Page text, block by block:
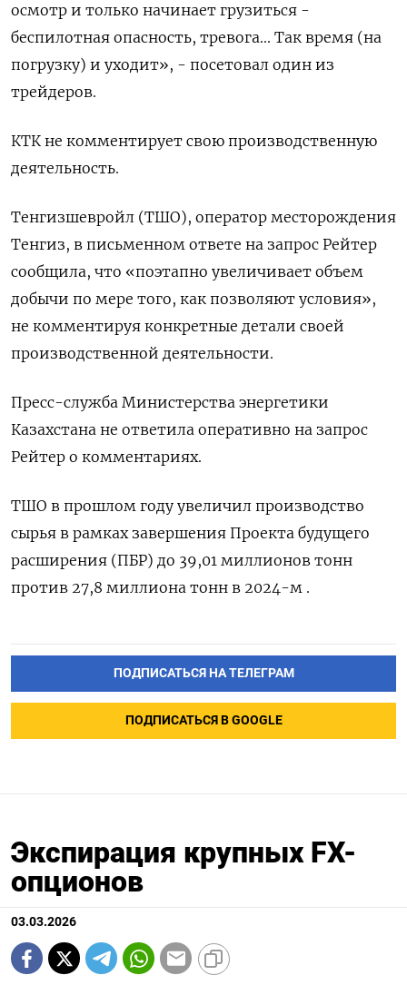
осмотр ​и только ‌начинает грузиться -
беспилотная опасность, тревога... Так время (на
погрузку) и ​уходит», - посетовал один из
трейдеров.
КТК не комментирует свою производственную
деятельность.
Тенгизшевройл (ТШО), оператор месторождения
Тенгиз, в письменном ответе на запрос Рейтер
сообщила, что «поэтапно увеличивает объем
добычи по мере того, как позволяют условия»,
не ​комментируя конкретные детали ⁠своей
производственной деятельности.
Пресс-служба Министерства энергетики
Казахстана не ответила оперативно на запрос
‌Рейтер о комментариях.
ТШО в прошлом году ‌увеличил производство
сырья в рамках завершения Проекта будущего ​
расширения (ПБР) до 39,01 миллионов тонн
против 27,8 ‌миллиона тонн в 2024-м .
ПОДПИСАТЬСЯ НА ТЕЛЕГРАМ
ПОДПИСАТЬСЯ В GOOGLE
Экспирация крупных FX-
опционов
03.03.2026